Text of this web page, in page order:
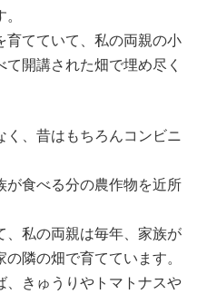
育てていて、私の両親の小
開講された畑で埋め尽く
、昔はもちろんコンビニ
が食べる分の農作物を近所
、私の両親は毎年、家族が
隣の畑で育てています。
、きゅうりやトマトナスや